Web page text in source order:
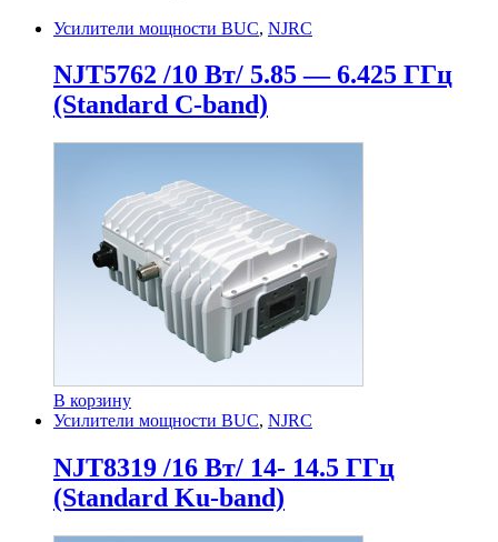
Усилители мощности BUC, NJRC
NJT5762 /10 Вт/ 5.85 — 6.425 ГГц
(Standard C-band)
В корзину
Усилители мощности BUC, NJRC
NJT8319 /16 Вт/ 14- 14.5 ГГц
(Standard Ku-band)